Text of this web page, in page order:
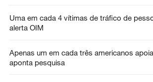
Uma em cada 4 vítimas de tráfico de
alerta OIM
Apenas um em cada três americanos
aponta pesquisa